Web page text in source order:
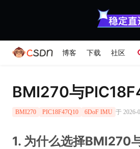
博客 下载 社区
BMI270与
BMI270 PIC18F47Q10 6DoF IMU 于 2026-
1. 为什么选择BMI270